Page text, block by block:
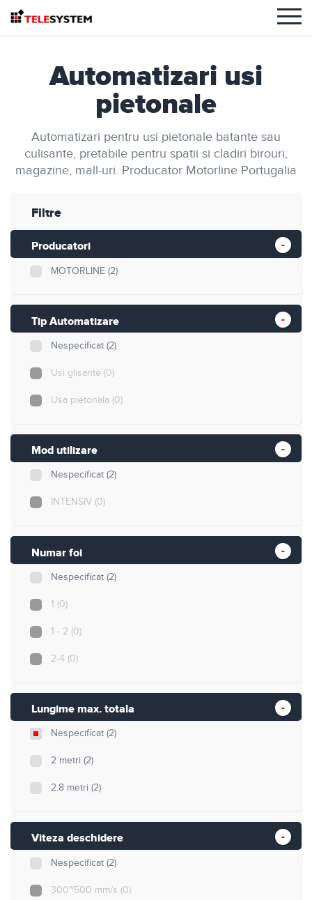
Automatizari usi
pietonale
Automatizari pentru usi pietonale batante sau
culisante, pretabile pentru spatii si cladiri birouri,
magazine, mall-uri. Producator Motorline Portugalia
Filtre
Producatori
MOTORLINE (2)
Tip Automatizare
Nespecificat (2)
Usi glisante (0)
Usa pietonala (0)
Mod utilizare
Nespecificat (2)
INTENSIV (0)
Numar foi
Nespecificat (2)
1 (0)
1 - 2 (0)
2-4 (0)
Lungime max. totala
Nespecificat (2)
2 metri (2)
2.8 metri (2)
Viteza deschidere
Nespecificat (2)
300~500 mm/s (0)